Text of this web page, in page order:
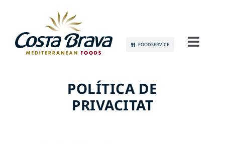
content
FOODSERVICE
SOSTENIBILITAT
POLÍTICA DE
PRIVACITAT